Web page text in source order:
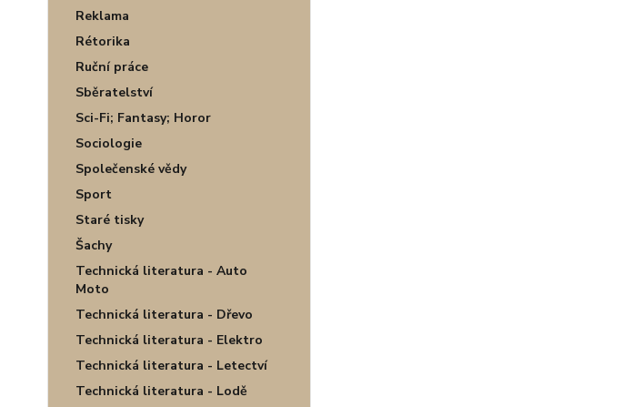
Reklama
Rétorika
Ruční práce
Sběratelství
Sci-Fi; Fantasy; Horor
Sociologie
Společenské vědy
Sport
Staré tisky
Šachy
Technická literatura - Auto
Moto
Technická literatura - Dřevo
Technická literatura - Elektro
Technická literatura - Letectví
Technická literatura - Lodě